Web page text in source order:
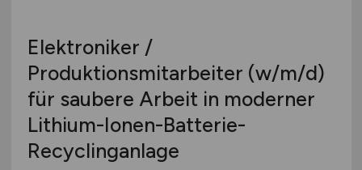
Elektroniker /
Produktionsmitarbeiter (w/m/d)
für saubere Arbeit in moderner
Lithium-Ionen-Batterie-
Recyclinganlage